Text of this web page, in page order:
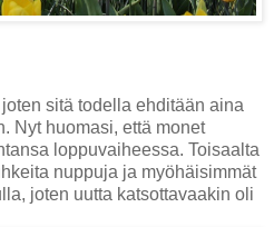
sitä todella ehditään aina
Nyt huomasi, että monet
loppuvaiheessa. Toisaalta
nuppuja ja myöhäisimmät
joten uutta katsottavaakin oli